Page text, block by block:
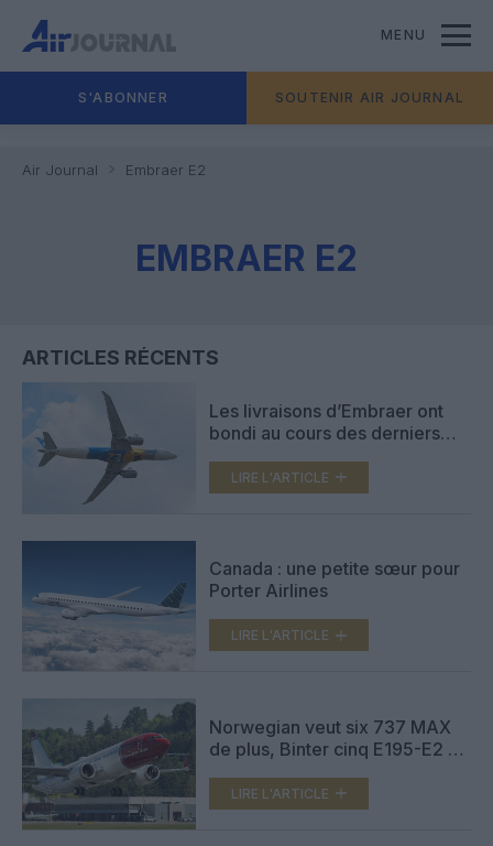
MENU
S'ABONNER SOUTENIR AIR JOURNAL
Air Journal Embraer E2
EMBRAER E2
ARTICLES RÉCENTS
Les livraisons d’Embraer ont
bondi au cours des derniers
LIRE L'ARTICLE
Canada : une petite sœur pour
Porter Airlines
LIRE L'ARTICLE
Norwegian veut six 737 MAX
de plus, Binter cinq E195-E2 de
LIRE L'ARTICLE